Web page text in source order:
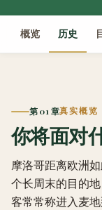
概览 历史
第 01 章真实概览
你将面对
摩洛哥距离欧洲
个长周末的目的
客常常称进入麦